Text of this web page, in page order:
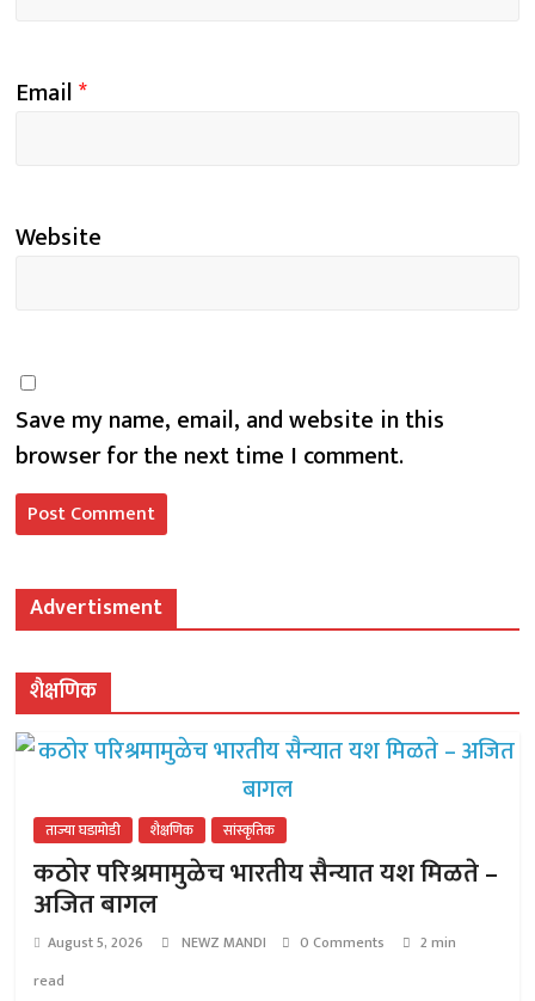
Email*
Website
Save my name, email, and website in this
browser for the next time I comment.
Advertisment
शैक्षणिक
ताज्या घडामोडी शैक्षणिक सांस्कृतिक
कठोर परिश्रमामुळेच भारतीय सैन्यात यश मिळते –
अजित बागल
August 5, 2026 NEWZ MANDI 0 Comments
2 min
read